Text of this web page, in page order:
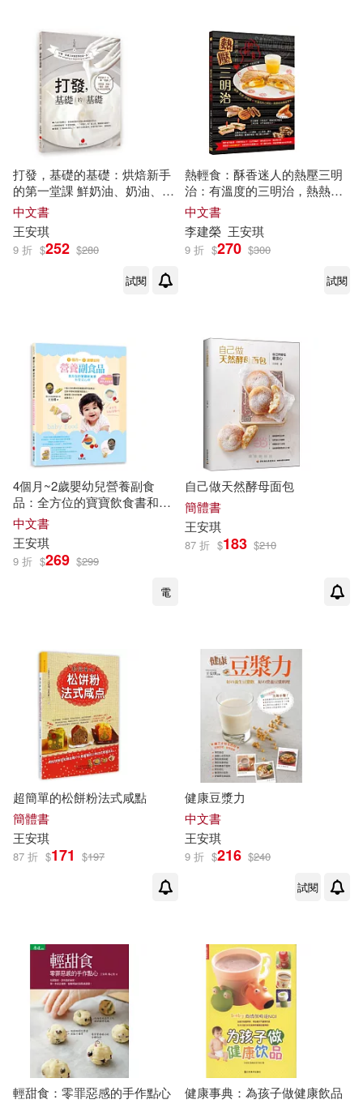
打發，基礎的基礎：烘焙新手
的第一堂課 鮮奶油、奶油、雞
蛋、乳酪基本技法與糕點
中文書
王安琪
9 折 $252 $280
試閱
熱輕食：酥香迷人的熱壓三明
治：有溫度的三明治，熱熱吃
的驚喜美味。
中文書
李建榮 王安琪
9 折 $270 $300
試閱
4個月~2歲嬰幼兒營養副食
品：全方位的寶寶飲食書和育
兒心得【超強燜燒杯離乳食收
錄版】
中文書
王安琪
9 折 $269 $299
電
自己做天然酵母面包
簡體書
王安琪
87 折 $183 $210
超簡單的松餅粉法式咸點
簡體書
王安琪
87 折 $171 $197
健康豆漿力
中文書
王安琪
9 折 $216 $240
試閱
輕甜食：零罪惡感的手作點心
健康事典：為孩子做健康飲品